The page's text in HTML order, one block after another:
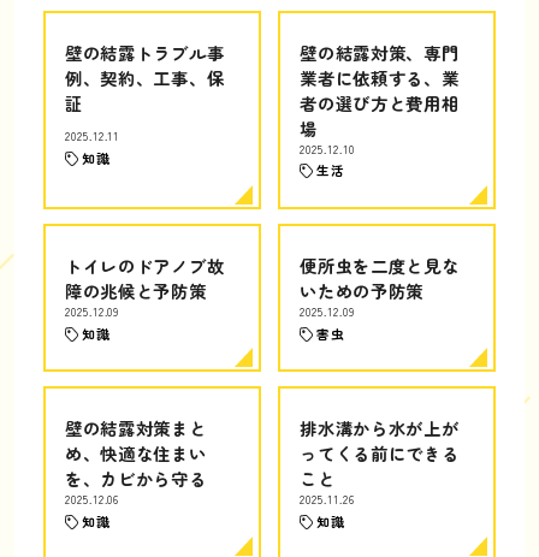
壁の結露トラブル事
例、契約、工事、保
証
2025.12.11
知識
壁の結露対策、専門
業者に依頼する、業
者の選び方と費用相
場
2025.12.10
生活
トイレのドアノブ故
障の兆候と予防策
2025.12.09
知識
便所虫を二度と見な
いための予防策
2025.12.09
害虫
壁の結露対策まと
め、快適な住まい
を、カビから守る
2025.12.06
知識
排水溝から水が上が
ってくる前にできる
こと
2025.11.26
知識